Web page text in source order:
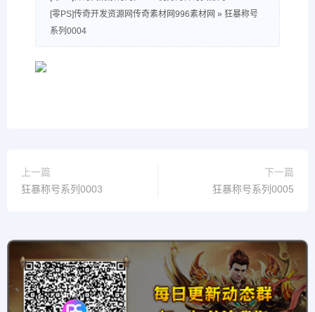
[零PS]传奇开发资源网传奇素材网996素材网 » 狂暴称号
系列0004
上一篇
狂暴称号系列0003
下一篇
狂暴称号系列0005